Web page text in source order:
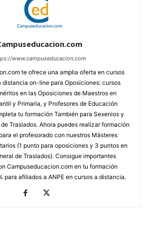
www.campuseducacion.com
te ofrece una amplia oferta en cursos
distancia on-line para Oposiciones: cursos
en las Oposiciones de Maestros en
y Primaria, y Profesores de Educación
tu formación También para Sexenios y
Traslados. Ahora puedes realizar formación
el profesorado con nuestros Másteres
(1 punto para oposiciones y 3 puntos en
de Traslados). Consigue importantes
Campuseducacion.com en tu formación
para afiliados a ANPE en cursos a distancia.